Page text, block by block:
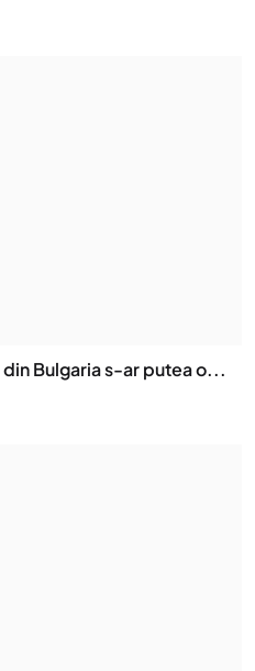
Bulgaria s-ar putea o...